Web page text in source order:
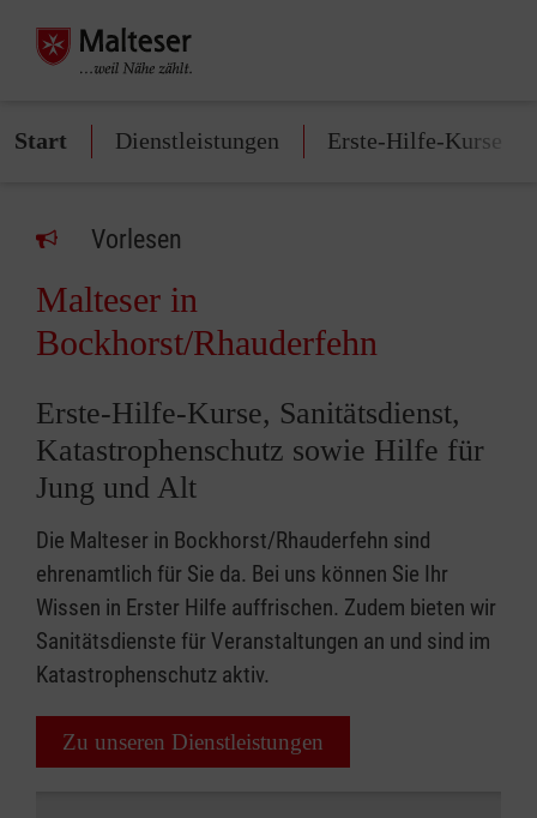
Start Dienstleistungen Erste-Hilfe-Kurse
Vorlesen
Malteser in
Bockhorst/Rhauderfehn
Erste-Hilfe-Kurse, Sanitätsdienst,
Katastrophenschutz sowie Hilfe für
Jung und Alt
Die Malteser in Bockhorst/Rhauderfehn sind
ehrenamtlich für Sie da. Bei uns können Sie Ihr
Wissen in Erster Hilfe auffrischen. Zudem bieten wir
Sanitätsdienste für Veranstaltungen an und sind im
Katastrophenschutz aktiv.
Zu unseren Dienstleistungen